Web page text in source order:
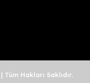
| Tüm Hakları Saklıdır.